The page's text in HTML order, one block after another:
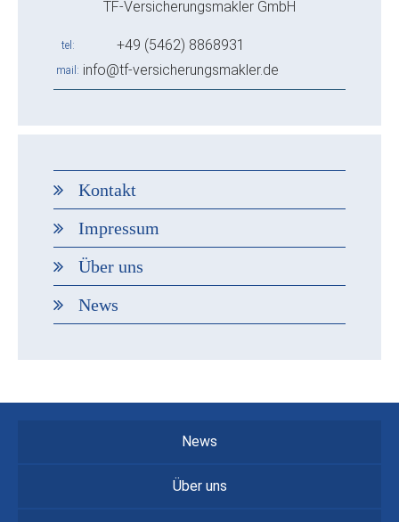
TF-Versicherungsmakler GmbH
tel +49 (5462) 8868931
mail info@tf-versicherungsmakler.de
Kontakt
Impressum
Über uns
News
News
Über uns